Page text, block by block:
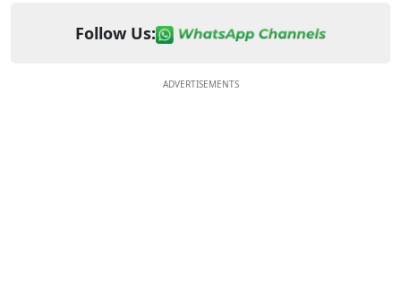
Follow Us:
ADVERTISEMENTS